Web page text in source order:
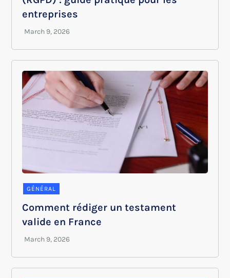
entreprises
GÉNÉRAL
Comment rédiger un testament
valide en France